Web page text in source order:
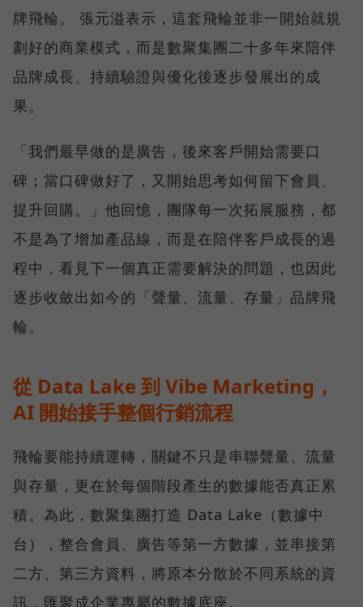
牌飛輪。 張元溢表示，這套飛輪並非一開始就規
劃好的商業模式，而是數聚集團二十多年來陪伴
品牌成長、持續驗證與優化後逐步發展出的成
果。
「我們最早做的是廣告，後來客戶開始需要口
碑；當口碑做好了，又開始思考如何留下會員、
提升回購。」他回憶，團隊每一次拓展服務，都
不是為了增加產品線，而是在陪伴客戶成長的過
程中，看見下一個真正需要解決的問題，也因此
逐步收斂出如今的「聲量、流量、存量」品牌飛
輪。
從 Data Lake 到 Vibe Marketing，
AI 開始接手整個行銷流程
飛輪要能持續運轉，關鍵不只是串聯聲量、流量
與存量，更在於每個階段產生的數據能否真正累
積。為此，數聚集團打造 Data Lake（數據中
台），整合會員、廣告等第一方數據，並串接第
二方、第三方資料，將原本分散於不同系統的資
訊，匯聚成企業專屬的數據底座。